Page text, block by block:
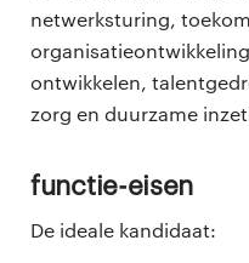
netwerksturing,
ontwikkelen,
zorg en duurzame
Functie-eisen
De ideale kandidaat: